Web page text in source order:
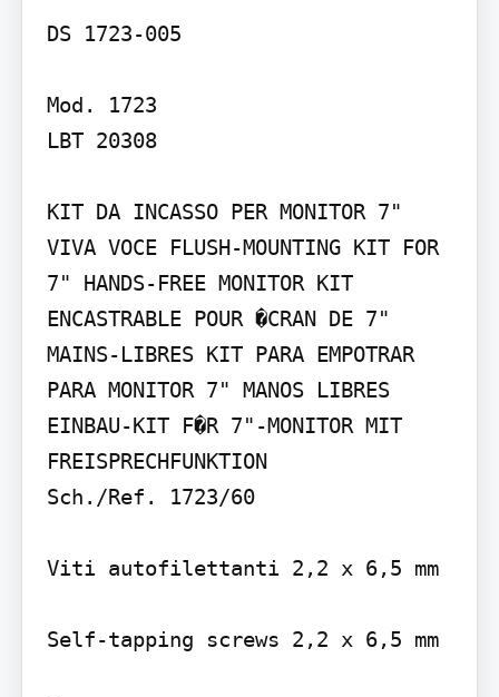
DS 1723-005
Mod. 1723
LBT 20308
KIT DA INCASSO PER MONITOR 7"
VIVA VOCE FLUSH-MOUNTING KIT FOR
7" HANDS-FREE MONITOR KIT
ENCASTRABLE POUR �CRAN DE 7"
MAINS-LIBRES KIT PARA EMPOTRAR
PARA MONITOR 7" MANOS LIBRES
EINBAU-KIT F�R 7"-MONITOR MIT
FREISPRECHFUNKTION
Sch./Ref. 1723/60
Viti autofilettanti 2,2 x 6,5 mm
Self-tapping screws 2,2 x 6,5 mm